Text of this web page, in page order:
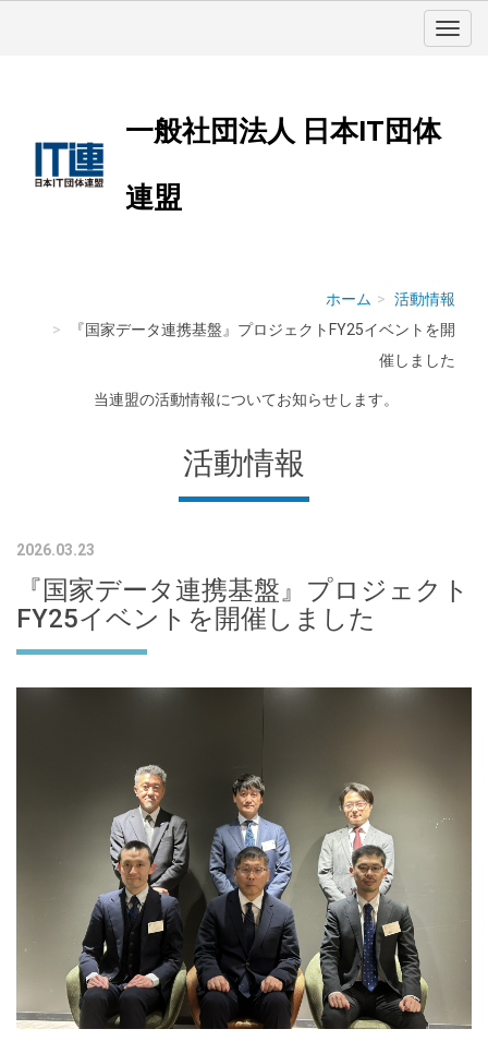
一般社団法人 日本IT団体
連盟
ホーム
活動情報
『国家データ連携基盤』プロジェクトFY25イベントを開
催しました
当連盟の活動情報についてお知らせします。
活動情報
2026.03.23
『国家データ連携基盤』プロジェクト
FY25イベントを開催しました